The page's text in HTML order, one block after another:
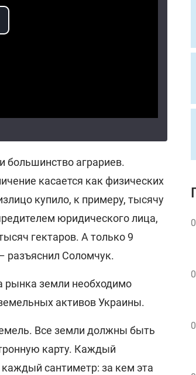
большинство аграриев.
касается как физических
купило, к примеру, тысячу
юридического лица,
гектаров. А только 9
разъяснил Соломчук.
рынка земли необходимо
активов Украины.
Все земли должны быть
карту. Каждый
сантиметр: за кем эта